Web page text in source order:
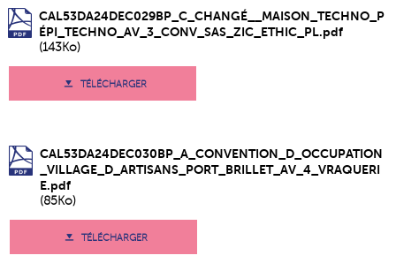
CAL53DA24DEC029BP_C_CHANGÉ__MAISON_TECHNO_P
ÉPI_TECHNO_AV_3_CONV_SAS_ZIC_ETHIC_PL.pdf
(143Ko)
TÉLÉCHARGER
CAL53DA24DEC030BP_A_CONVENTION_D_OCCUPATION
_VILLAGE_D_ARTISANS_PORT_BRILLET_AV_4_VRAQUERI
E.pdf
(85Ko)
TÉLÉCHARGER